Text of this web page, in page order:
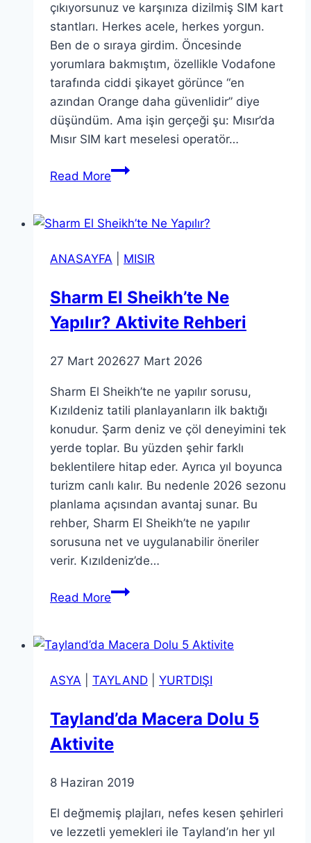
çıkıyorsunuz ve karşınıza dizilmiş SIM kart
stantları. Herkes acele, herkes yorgun.
Ben de o sıraya girdim. Öncesinde
yorumlara bakmıştım, özellikle Vodafone
tarafında ciddi şikayet görünce “en
azından Orange daha güvenlidir” diye
düşündüm. Ama işin gerçeği şu: Mısır’da
Mısır SIM kart meselesi operatör…
Read MoreMısır’da
SIM
Rehberi
Vodafone
mu
mı?
ANASAYFA MISIR
Sharm El Sheikh’te Ne
Yapılır? Aktivite Rehberi
27 Mart 202627 Mart 2026
Sharm El Sheikh’te ne yapılır sorusu,
Kızıldeniz tatili planlayanların ilk baktığı
konudur. Şarm deniz ve çöl deneyimini tek
yerde toplar. Bu yüzden şehir farklı
beklentilere hitap eder. Ayrıca yıl boyunca
turizm canlı kalır. Bu nedenle 2026 sezonu
planlama açısından avantaj sunar. Bu
rehber, Sharm El Sheikh’te ne yapılır
sorusuna net ve uygulanabilir öneriler
verir. Kızıldeniz’de…
Read MoreSharm
Ne
Aktivite
ASYA TAYLAND YURTDIŞI
Tayland’da Macera Dolu 5
Aktivite
8 Haziran 2019
El değmemiş plajları, nefes kesen şehirleri
ve lezzetli yemekleri ile Tayland’ın her yıl